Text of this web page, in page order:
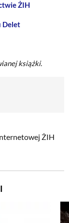
ŻIH
Delet
książki.
ŻIH